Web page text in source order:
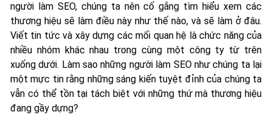
người làm SEO, chúng ta nên cố gắng tìm hiểu xem các
thương hiệu sẽ làm điều này như thế nào, và sẽ làm ở đâu.
Viết tin tức và xây dựng các mối quan hệ là chức năng của
nhiều nhóm khác nhau trong cùng một công ty từ trên
xuống dưới. Làm sao những người làm SEO như chúng ta lại
một mực tin rằng những sáng kiến tuyệt đỉnh của chúng ta
vẫn có thể tồn tại tách biệt với những thứ mà thương hiệu
đang gầy dựng?